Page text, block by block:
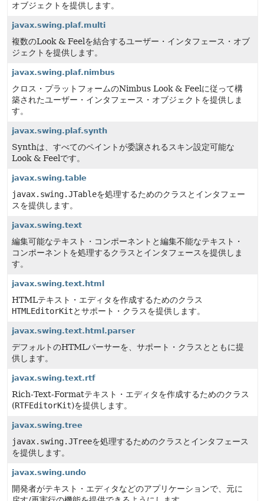
オブジェクトを提供します。
javax.swing.plaf.multi
複数のLook & Feelを結合するユーザー・インタフェース・オブ
ジェクトを提供します。
javax.swing.plaf.nimbus
クロス・プラットフォームのNimbus Look & Feelに従って構
築されたユーザー・インタフェース・オブジェクトを提供しま
す。
javax.swing.plaf.synth
Synthは、すべてのペイントが委譲されるスキン設定可能な
Look & Feelです。
javax.swing.table
javax.swing.JTableを処理するためのクラスとインタフェー
スを提供します。
javax.swing.text
編集可能なテキスト・コンポーネントと編集不能なテキスト・
コンポーネントを処理するクラスとインタフェースを提供しま
す。
javax.swing.text.html
HTMLテキスト・エディタを作成するためのクラス
HTMLEditorKitとサポート・クラスを提供します。
javax.swing.text.html.parser
デフォルトのHTMLパーサーを、サポート・クラスとともに提
供します。
javax.swing.text.rtf
Rich-Text-Formatテキスト・エディタを作成するためのクラス
(RTFEditorKit)を提供します。
javax.swing.tree
javax.swing.JTreeを処理するためのクラスとインタフェース
を提供します。
javax.swing.undo
開発者がテキスト・エディタなどのアプリケーションで、元に